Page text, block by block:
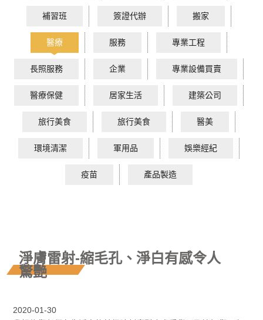
補習班 簽證代辦 搬家
醫療 服務 專業工程
長照服務 企業 專業設備買賣
醫療保健 居家生活 建築公司
旅行美食 旅行美食 醫美
環境清潔 軍用品 娛樂經紀
疫苗 產品製造
淨膚雷射-縮毛孔、淨白有感令人
驚艷
2020-01-30